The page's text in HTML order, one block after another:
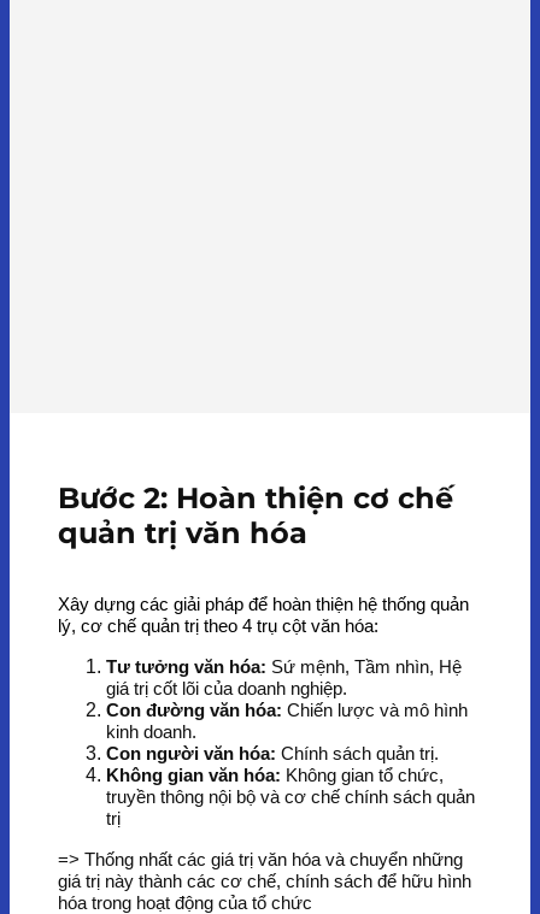
Bước 2: Hoàn thiện cơ chế
quản trị văn hóa
Xây dựng các giải pháp để hoàn thiện hệ thống quản
lý, cơ chế quản trị theo 4 trụ cột văn hóa:
Tư tưởng văn hóa: Sứ mệnh, Tầm nhìn, Hệ
giá trị cốt lõi của doanh nghiệp.
Con đường văn hóa: Chiến lược và mô hình
kinh doanh.
Con người văn hóa: Chính sách quản trị.
Không gian văn hóa: Không gian tổ chức,
truyền thông nội bộ và cơ chế chính sách quản
trị
=> Thống nhất các giá trị văn hóa và chuyển những
giá trị này thành các cơ chế, chính sách để hữu hình
hóa trong hoạt động của tổ chức